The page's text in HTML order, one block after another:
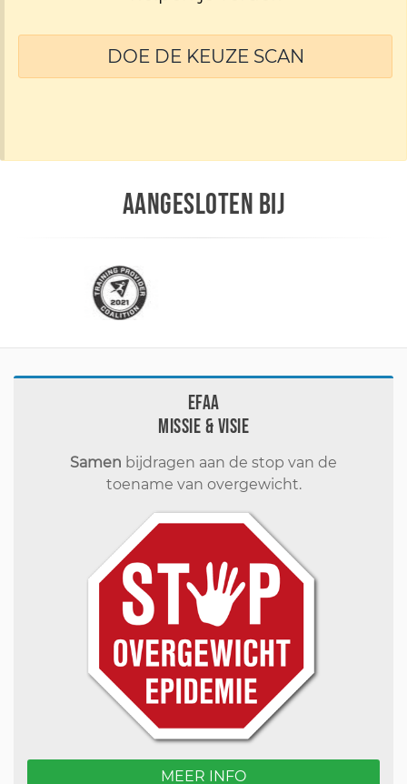
DOE DE KEUZE SCAN
AANGESLOTEN BIJ
EFAA
Missie & visie
Samen bijdragen aan de stop van de
toename van overgewicht.
MEER INFO